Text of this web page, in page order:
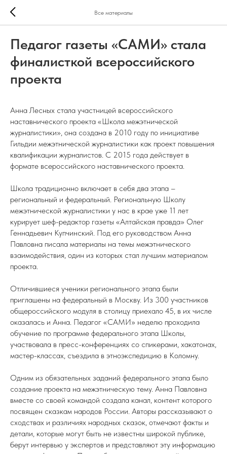
Все материалы
Педагог газеты «САМИ» стала
финалисткой всероссийского
проекта
Анна Лесных стала участницей всероссийского
наставнического проекта «Школа межэтнической
журналистики», она создана в 2010 году по инициативе
Гильдии межэтнической журналистики как проект повышения
квалификации журналистов. С 2015 года действует в
формате всероссийского наставнического проекта.
Школа традиционно включает в себя два этапа –
региональный и федеральный. Региональную Школу
межэтнической журналистики у нас в крае уже 11 лет
курирует шеф-редактор газеты «Алтайская правда» Олег
Геннадьевич Купчинский. Под его руководством Анна
Павловна писала материалы на темы межэтнического
взаимодействия, один из которых стал лучшим материалом
проекта.
Отличившиеся ученики регионального этапа были
приглашены на федеральный в Москву. Из 300 участников
общероссийского модуля в столицу приехало 45, в их числе
оказалась и Анна. Педагог «САМИ» неделю проходила
обучение по программе федерального этапа Школы,
участвовала в пресс-конференциях со спикерами, хакатонах,
мастер-классах, съездила в этноэкспедицию в Коломну.
Одним из обязательных заданий федерального этапа было
создание проекта на межэтническую тему. Анна Павловна
вместе со своей командой создала канал, контент которого
посвящен сказкам народов России. Авторы рассказывают о
сходствах и различиях народных сказок, отмечают факты и
детали, которые могут быть не известны широкой публике,
берут интервью у экспертов и представляют эту информацию